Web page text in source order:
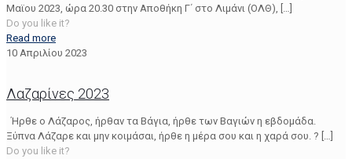
Μαϊου 2023, ώρα 20.30 στην Αποθήκη Γ΄ στο Λιμάνι (ΟΛΘ), […]
Do you like it?
Read more
10 Απριλίου 2023
Λαζαρίνες 2023
Ήρθε ο Λάζαρος, ήρθαν τα Βάγια, ήρθε των Βαγιών η εβδομάδα.
Ξύπνα Λάζαρε και μην κοιμάσαι, ήρθε η μέρα σου και η χαρά σου. ? […]
Do you like it?